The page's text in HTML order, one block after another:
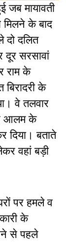
जब मायावती
मिलने के बाद
दो दलित
दूर सरसावां
राम के
के
वे तलवार
आलम के
दिया। बताते
वहां बड़ी
पर हमले व
के
से पहले